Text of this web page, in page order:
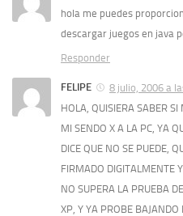
hola me puedes
descargar juegos en java
Responder
FELIPE
8 julio, 2006 a
HOLA, QUISIERA SABER
MI SENDO X A LA PC, YA
DICE QUE NO SE PUEDE,
FIRMADO DIGITALMENTE
NO SUPERA LA PRUEBA
XP, Y YA PROBE BAJANDO